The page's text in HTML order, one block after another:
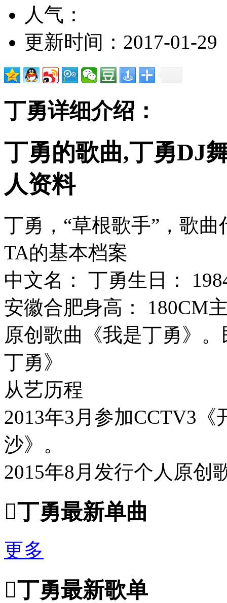
人气：
更新时间：2017-01-29
丁勇详细介绍：
丁勇的歌曲,丁勇DJ
人资料
丁勇，“草根歌手”，歌
TA的基本档案
中文名： 丁勇生日：
安徽合肥身高： 180CM
原创歌曲《我是丁勇》
丁勇》
从艺历程
2013年3月参加CCTV3
沙》。
2015年8月发行个人原创
丁勇最新单曲
更多
丁勇最新歌单